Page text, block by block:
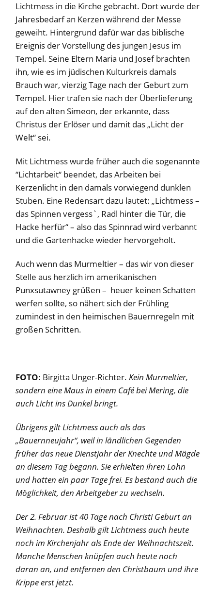
Lichtmess in die Kirche gebracht. Dort wurde der
Jahresbedarf an Kerzen während der Messe
geweiht. Hintergrund dafür war das biblische
Ereignis der Vorstellung des jungen Jesus im
Tempel. Seine Eltern Maria und Josef brachten
ihn, wie es im jüdischen Kulturkreis damals
Brauch war, vierzig Tage nach der Geburt zum
Tempel. Hier trafen sie nach der Überlieferung
auf den alten Simeon, der erkannte, dass
Christus der Erlöser und damit das „Licht der
Welt“ sei.
Mit Lichtmess wurde früher auch die sogenannte
“Lichtarbeit“ beendet, das Arbeiten bei
Kerzenlicht in den damals vorwiegend dunklen
Stuben. Eine Redensart dazu lautet: „Lichtmess –
das Spinnen vergess`, Radl hinter die Tür, die
Hacke herfür“ – also das Spinnrad wird verbannt
und die Gartenhacke wieder hervorgeholt.
Auch wenn das Murmeltier – das wir von dieser
Stelle aus herzlich im amerikanischen
Punxsutawney grüßen – heuer keinen Schatten
werfen sollte, so nähert sich der Frühling
zumindest in den heimischen Bauernregeln mit
großen Schritten.
FOTO: Birgitta Unger-Richter. Kein Murmeltier,
sondern eine Maus in einem Café bei Mering, die
auch Licht ins Dunkel bringt.
Übrigens gilt Lichtmess auch als das
„Bauernneujahr“, weil in ländlichen Gegenden
früher das neue Dienstjahr der Knechte und Mägde
an diesem Tag begann. Sie erhielten ihren Lohn
und hatten ein paar Tage frei. Es bestand auch die
Möglichkeit, den Arbeitgeber zu wechseln.
Der 2. Februar ist 40 Tage nach Christi Geburt an
Weihnachten. Deshalb giltLichtmessauch heute
noch im Kirchenjahr als Ende der Weihnachtszeit.
Manche Menschen knüpfen auch heute noch
daran an, und entfernen den Christbaum und ihre
Krippe erst jetzt.